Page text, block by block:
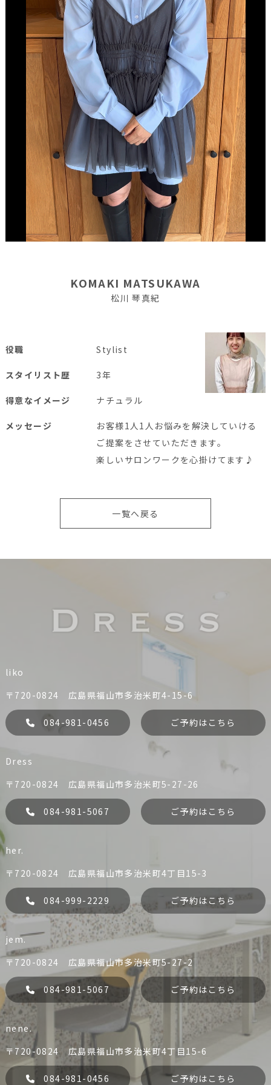
KOMAKI MATSUKAWA
松川 琴真紀
役職 Stylist
スタイリスト歴 3年
得意なイメージ ナチュラル
メッセージ
お客様1人1人お悩みを解決していける
ご提案をさせていただきます。
楽しいサロンワークを心掛けてます♪
一覧へ戻る
liko
084-981-0456
予約する
Dress
084-981-5067
her.
084-999-2229
jem.
084-981-5067
liko Dress
liko
〒720-0824 広島県福山市多治米町4-15-6
084-981-0456 ご予約はこちら
Dress
〒720-0824 広島県福山市多治米町5-27-26
084-981-5067 ご予約はこちら
her.
〒720-0824 広島県福山市多治米町4丁目15-3
084-999-2229 ご予約はこちら
jem.
〒720-0824 広島県福山市多治米町5-27-2
084-981-5067 ご予約はこちら
nene.
〒720-0824 広島県福山市多治米町4丁目15-6
084-981-0456 ご予約はこちら